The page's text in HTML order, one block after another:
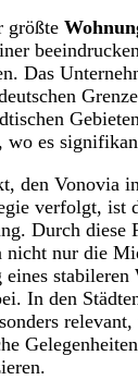
größte
Das
, wo es
den Vonovia
verfolgt, ist
Durch diese
nicht nur die
eines
In den